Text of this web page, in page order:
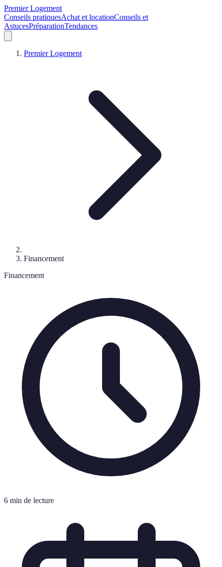
Premier Logement
Conseils pratiquesAchat et locationConseils et
AstucesPréparationTendances
Premier Logement
Financement
Financement
6 min de lecture